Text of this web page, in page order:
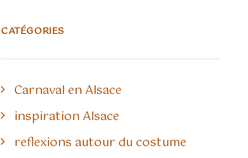
CATÉGORIES
Carnaval en Alsace
inspiration Alsace
reflexions autour du costume